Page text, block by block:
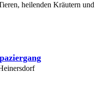
heilenden Kräutern und